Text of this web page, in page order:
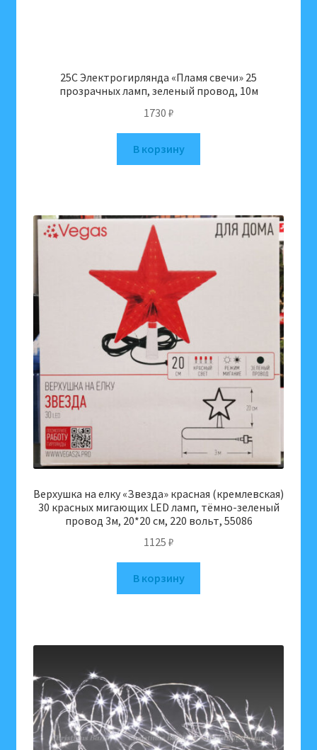
25C Электрогирлянда «Пламя свечи» 25
прозрачных ламп, зеленый провод, 10м
1730 ₽
В корзину
Верхушка на елку «Звезда» красная (кремлевская)
30 красных мигающих LED ламп, тёмно-зеленый
провод 3м, 20*20 см, 220 вольт, 55086
1125 ₽
В корзину